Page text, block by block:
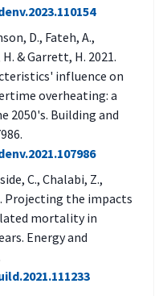
lämpöjaksoihin
kuten kastelulla,
arvoja (esimerkiksi
alueella
hyödyntää
materiaaleja
D., Fateh, A.,
& Garrett, H. 2021.
influence on
overheating: a
2050's. Building and
C., Chalabi, Z.,
Projecting the impacts
mortality in
Energy and